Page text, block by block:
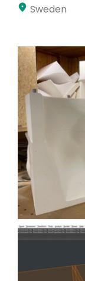
Inscrever-se
Sweden